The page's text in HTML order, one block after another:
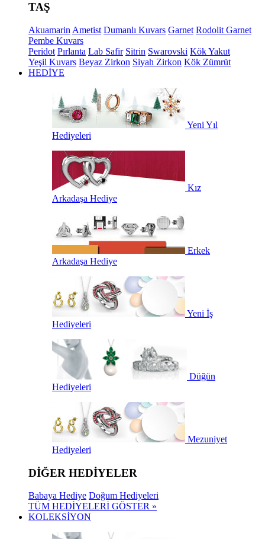
TAŞ
Akuamarin Ametist Dumanlı Kuvars Garnet Rodolit Garnet
Pembe Kuvars
Peridot Pırlanta Lab Safir Sitrin Swarovski Kök Yakut
Yeşil Kuvars Beyaz Zirkon Siyah Zirkon Kök Zümrüt
HEDİYE
Yeni Yıl
Hediyeleri
Kız
Arkadaşa Hediye
Erkek
Arkadaşa Hediye
Yeni İş
Hediyeleri
Düğün
Hediyeleri
Mezuniyet
Hediyeleri
DİĞER HEDİYELER
Babaya Hediye Doğum Hediyeleri
TÜM HEDİYELERİ GÖSTER »
KOLEKSİYON